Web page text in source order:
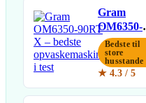
Gram
OM6350-
90RT X
Bedste til
store
husstande
★ 4.3 / 5